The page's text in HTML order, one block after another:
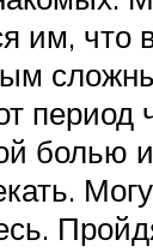
им,